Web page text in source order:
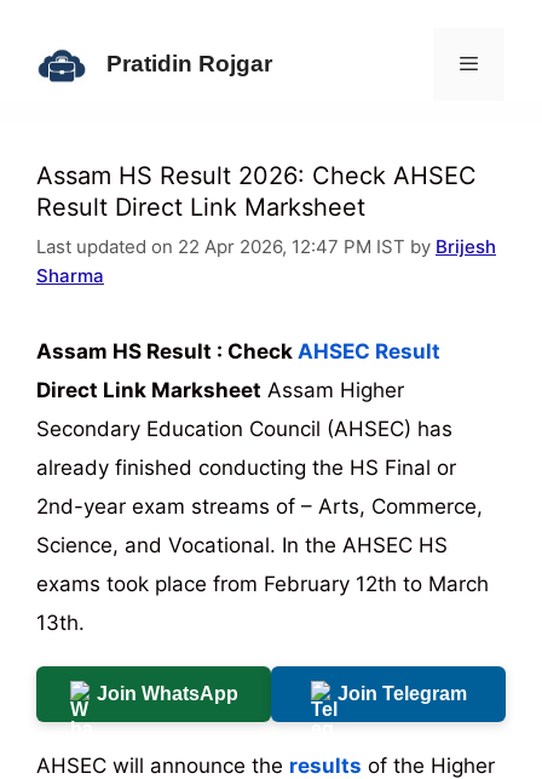
Pratidin Rojgar
Assam HS Result 2026: Check AHSEC
Result Direct Link Marksheet
Last updated on 22 Apr 2026, 12:47 PM IST by Brijesh
Sharma
Assam HS Result : Check AHSEC Result
Direct Link Marksheet Assam Higher
Secondary Education Council (AHSEC) has
already finished conducting the HS Final or
2nd-year exam streams of – Arts, Commerce,
Science, and Vocational. In the AHSEC HS
exams took place from February 12th to March
13th.
Join WhatsApp Join Telegram
AHSEC will announce the results of the Higher